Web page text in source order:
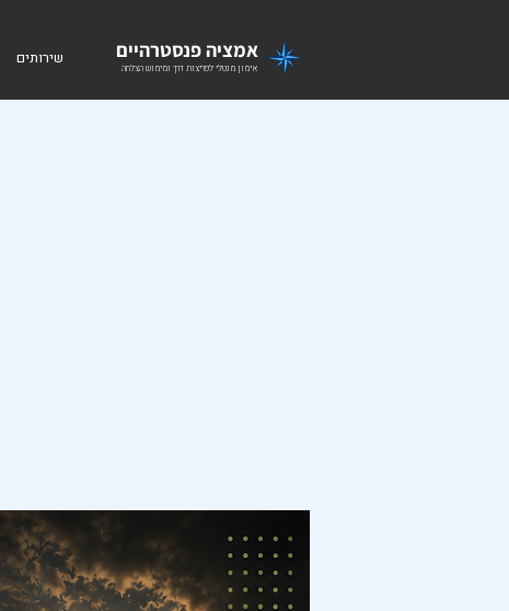
שירותים אמציה פנסטרהיים
אימון מנטלי לפריצות דרך ומימוש הצלחה